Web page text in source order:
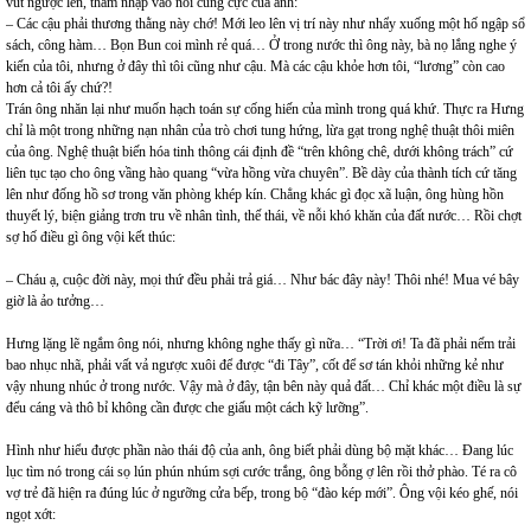
– Các cậu phải thương thằng này chớ! Mới leo lên vị trí này như nhẩy xuống một hố ngập sổ
sách, công hàm… Bọn Bun coi mình rẻ quá… Ở trong nước thì ông này, bà nọ lắng nghe ý
kiến của tôi, nhưng ở đây thì tôi cũng như cậu. Mà các cậu khỏe hơn tôi, “lương” còn cao
hơn cả tôi ấy chứ?!
Trán ông nhăn lại như muốn hạch toán sự cống hiến của mình trong quá khứ. Thực ra Hưng
chỉ là một trong những nạn nhân của trò chơi tung hứng, lừa gạt trong nghệ thuật thôi miên
của ông. Nghệ thuật biến hóa tinh thông cái định đề “trên không chê, dưới không trách” cứ
liên tục tạo cho ông vầng hào quang “vừa hồng vừa chuyên”. Bề dày của thành tích cứ tăng
lên như đống hồ sơ trong văn phòng khép kín. Chẳng khác gì đọc xã luận, ông hùng hồn
thuyết lý, biện giảng trơn tru về nhân tình, thế thái, về nỗi khó khăn của đất nước… Rồi chợt
sợ hố điều gì ông vội kết thúc:
– Cháu ạ, cuộc đời này, mọi thứ đều phải trả giá… Như bác đây này! Thôi nhé! Mua vé bây
giờ là ảo tưởng…
Hưng lặng lẽ ngắm ông nói, nhưng không nghe thấy gì nữa… “Trời ơi! Ta đã phải nếm trải
bao nhục nhã, phải vất vả ngược xuôi để được “đi Tây”, cốt để sơ tán khỏi những kẻ như
vậy nhung nhúc ở trong nước. Vậy mà ở đây, tận bên này quả đất… Chỉ khác một điều là sự
đểu cáng và thô bỉ không cần được che giấu một cách kỹ lưỡng”.
Hình như hiểu được phần nào thái độ của anh, ông biết phải dùng bộ mặt khác… Đang lúc
lục tìm nó trong cái sọ lún phún nhúm sợi cước trắng, ông bỗng ợ lên rồi thở phào. Té ra cô
vợ trẻ đã hiện ra đúng lúc ở ngưỡng cửa bếp, trong bộ “đào kép mới”. Ông vội kéo ghế, nói
ngọt xớt: